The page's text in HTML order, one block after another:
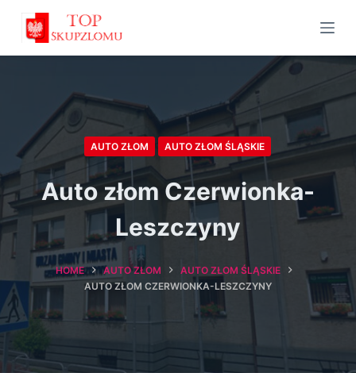
c
o
n
t
t
AUTO ZŁOM AUTO ZŁOM ŚLĄSKIE
Auto złom Czerwionka-
Leszczyny
HOME AUTO ZŁOM
AUTO ZŁOM ŚLĄSKIE
AUTO ZŁOM CZERWIONKA-LESZCZYNY